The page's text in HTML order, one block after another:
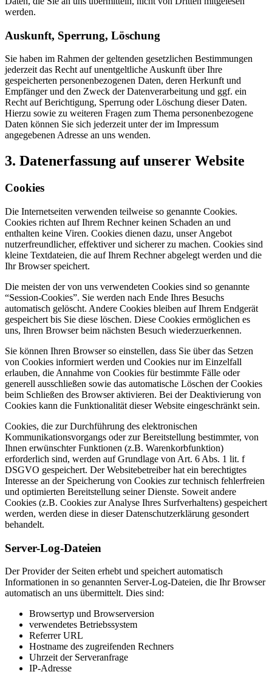
werden.
Auskunft, Sperrung, Löschung
Sie haben im Rahmen der geltenden gesetzlichen Bestimmungen
jederzeit das Recht auf unentgeltliche Auskunft über Ihre
gespeicherten personenbezogenen Daten, deren Herkunft und
Empfänger und den Zweck der Datenverarbeitung und ggf. ein
Recht auf Berichtigung, Sperrung oder Löschung dieser Daten.
Hierzu sowie zu weiteren Fragen zum Thema personenbezogene
Daten können Sie sich jederzeit unter der im Impressum
angegebenen Adresse an uns wenden.
3. Datenerfassung auf unserer Website
Cookies
Die Internetseiten verwenden teilweise so genannte Cookies.
Cookies richten auf Ihrem Rechner keinen Schaden an und
enthalten keine Viren. Cookies dienen dazu, unser Angebot
nutzerfreundlicher, effektiver und sicherer zu machen. Cookies sind
kleine Textdateien, die auf Ihrem Rechner abgelegt werden und die
Ihr Browser speichert.
Die meisten der von uns verwendeten Cookies sind so genannte
“Session-Cookies”. Sie werden nach Ende Ihres Besuchs
automatisch gelöscht. Andere Cookies bleiben auf Ihrem Endgerät
gespeichert bis Sie diese löschen. Diese Cookies ermöglichen es
uns, Ihren Browser beim nächsten Besuch wiederzuerkennen.
Sie können Ihren Browser so einstellen, dass Sie über das Setzen
von Cookies informiert werden und Cookies nur im Einzelfall
erlauben, die Annahme von Cookies für bestimmte Fälle oder
generell ausschließen sowie das automatische Löschen der Cookies
beim Schließen des Browser aktivieren. Bei der Deaktivierung von
Cookies kann die Funktionalität dieser Website eingeschränkt sein.
Cookies, die zur Durchführung des elektronischen
Kommunikationsvorgangs oder zur Bereitstellung bestimmter, von
Ihnen erwünschter Funktionen (z.B. Warenkorbfunktion)
erforderlich sind, werden auf Grundlage von Art. 6 Abs. 1 lit. f
DSGVO gespeichert. Der Websitebetreiber hat ein berechtigtes
Interesse an der Speicherung von Cookies zur technisch fehlerfreien
und optimierten Bereitstellung seiner Dienste. Soweit andere
Cookies (z.B. Cookies zur Analyse Ihres Surfverhaltens) gespeichert
werden, werden diese in dieser Datenschutzerklärung gesondert
behandelt.
Server-Log-Dateien
Der Provider der Seiten erhebt und speichert automatisch
Informationen in so genannten Server-Log-Dateien, die Ihr Browser
automatisch an uns übermittelt. Dies sind:
Browsertyp und Browserversion
verwendetes Betriebssystem
Referrer URL
Hostname des zugreifenden Rechners
Uhrzeit der Serveranfrage
IP-Adresse